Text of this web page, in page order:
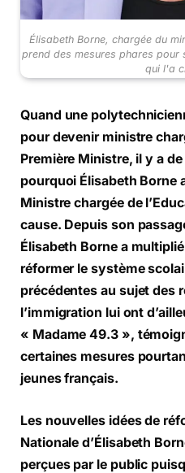
Élisabeth Borne, chargée du
prend des mesures phares pour
qui l'a
Quand une
pour devenir ministre
Première Ministre, il y a
pourquoi Élisabeth Borne
Ministre chargée de
cause. Depuis son
Élisabeth Borne a
réformer le système
précédentes au sujet des
l’immigration lui ont
« Madame 49.3 »,
certaines mesures
jeunes français.
Les nouvelles idées de
Nationale d’Élisabeth
perçues par le public